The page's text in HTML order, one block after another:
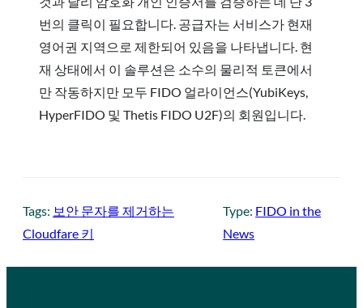
번의 클릭이 필요합니다. 공급자는 서비스가 현재
영어권 지역으로 제한되어 있음을 나타냅니다. 현
재 상태에서 이 솔루션은 소수의 물리적 토큰에서
만 작동하지만 모두 FIDO 얼라이언스(YubiKeys,
HyperFIDO 및 Thetis FIDO U2F)의 회원입니다.
Tags: 보안 문자를 제거하는
Cloudfare 키
Type: FIDO in the
News